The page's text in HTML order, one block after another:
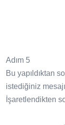
Adım 5
Bu yapıldıktan
istediğiniz
İşaretlendikten